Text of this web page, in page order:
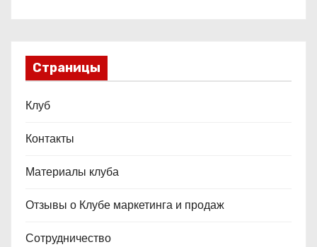
Страницы
Клуб
Контакты
Материалы клуба
Отзывы о Клубе маркетинга и продаж
Сотрудничество